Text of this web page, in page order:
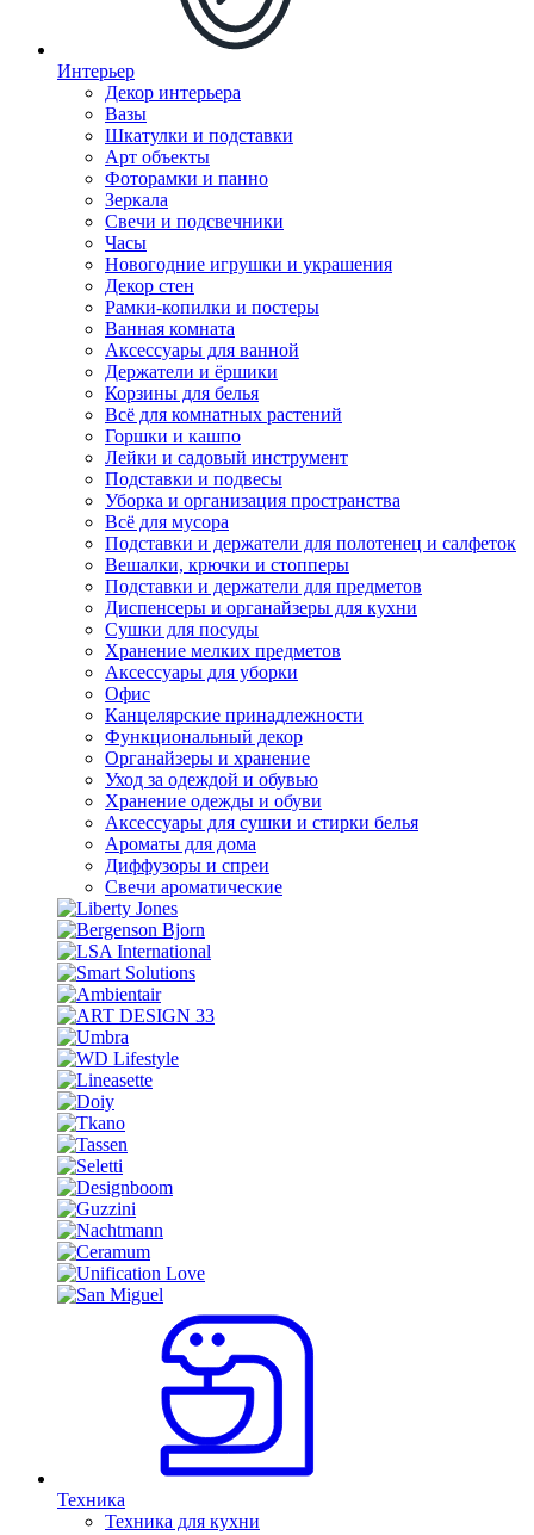
Интерьер
Декор интерьера
Вазы
Шкатулки и подставки
Арт объекты
Фоторамки и панно
Зеркала
Свечи и подсвечники
Часы
Новогодние игрушки и украшения
Декор стен
Рамки-копилки и постеры
Ванная комната
Аксессуары для ванной
Держатели и ёршики
Корзины для белья
Всё для комнатных растений
Горшки и кашпо
Лейки и садовый инструмент
Подставки и подвесы
Уборка и организация пространства
Всё для мусора
Подставки и держатели для полотенец и салфеток
Вешалки, крючки и стопперы
Подставки и держатели для предметов
Диспенсеры и органайзеры для кухни
Сушки для посуды
Хранение мелких предметов
Аксессуары для уборки
Офис
Канцелярские принадлежности
Функциональный декор
Органайзеры и хранение
Уход за одеждой и обувью
Хранение одежды и обуви
Аксессуары для сушки и стирки белья
Ароматы для дома
Диффузоры и спреи
Свечи ароматические
Техника
Техника для кухни